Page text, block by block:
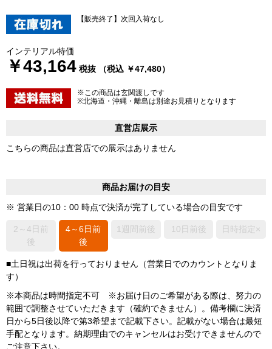
【販売終了】次回入荷なし
インテリアル特価
￥43,164 税抜 （税込 ￥47,480）
※この商品は玄関渡しです
※北海道・沖縄・離島は別途お見積りとなります
直営店展示
こちらの商品は直営店での展示はありません
商品お届けの目安
※ 営業日の10：00 時点で決済が完了している場合の目安です
2～4日前
後
4～6日前
後
1週間前後 10日前後 日時指定×
■土日祝は出荷を行っておりません（営業日でのカウントとなりま
す）
※本商品は時間指定不可 ※お届け日のご希望がある際は、努力の
範囲で調整させていただきます（確約できません）。備考欄に決済
日から5日後以降で第3希望まで記載下さい。記載がない場合は最短
手配となります。納期理由でのキャンセルはお受けできませんので
ご注意下さい。